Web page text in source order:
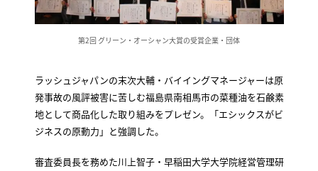
第2回 グリーン・オーシャン大賞の受賞企業・団体
ラッシュジャパンの末次大輔・バイイングマネージャーは原
発事故の風評被害に苦しむ福島県南相馬市の菜種油を石鹸素
地として商品化した取り組みをプレゼン。「エシックスがビ
ジネスの原動力」と強調した。
審査委員長を務めた川上智子・早稲田大学大学院経営管理研